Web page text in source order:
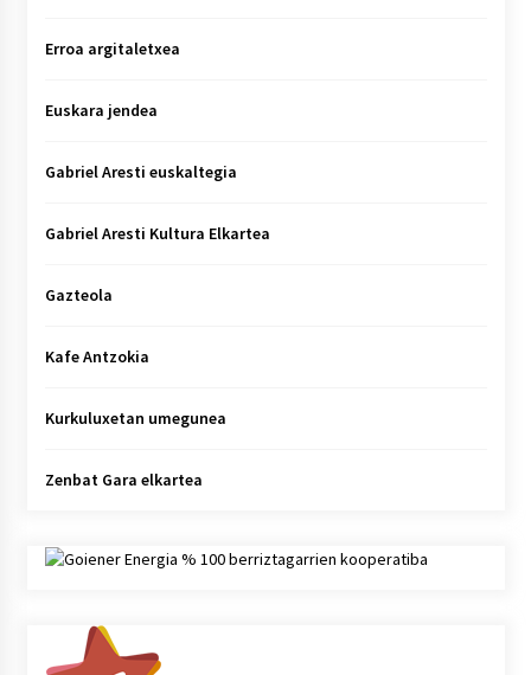
Erroa argitaletxea
Euskara jendea
Gabriel Aresti euskaltegia
Gabriel Aresti Kultura Elkartea
Gazteola
Kafe Antzokia
Kurkuluxetan umegunea
Zenbat Gara elkartea